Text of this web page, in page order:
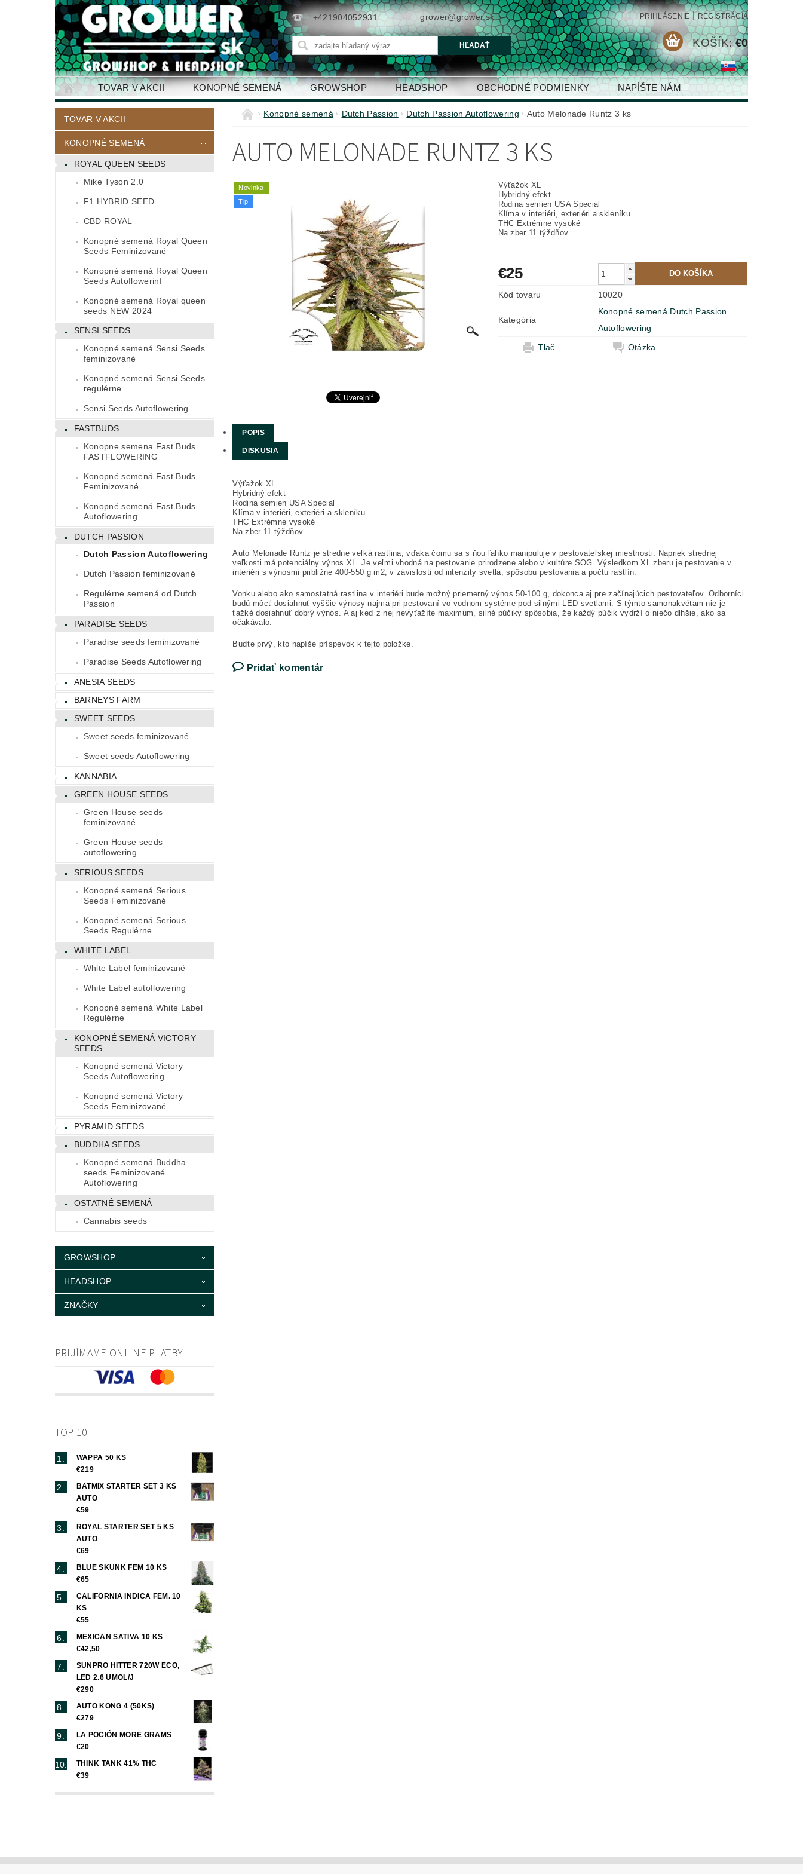
+421904052931 grower@grower.sk PRIHLÁSENIE | REGISTRÁCIA
KOŠÍK: €0
TOVAR V AKCII KONOPNÉ SEMENÁ GROWSHOP HEADSHOP OBCHODNÉ PODMIENKY NAPÍŠTE NÁM
KONTAKTY
TOVAR V AKCII
KONOPNÉ SEMENÁ
ROYAL QUEEN SEEDS
Mike Tyson 2.0
F1 HYBRID SEED
CBD ROYAL
Konopné semená Royal Queen
Seeds Feminizované
Konopné semená Royal Queen
Seeds Autoflowerinf
Konopné semená Royal queen
seeds NEW 2024
SENSI SEEDS
Konopné semená Sensi Seeds
feminizované
Konopné semená Sensi Seeds
regulérne
Sensi Seeds Autoflowering
FASTBUDS
Konopne semena Fast Buds
FASTFLOWERING
Konopné semená Fast Buds
Feminizované
Konopné semená Fast Buds
Autoflowering
DUTCH PASSION
Dutch Passion Autoflowering
Dutch Passion feminizované
Regulérne semená od Dutch
Passion
PARADISE SEEDS
Paradise seeds feminizované
Paradise Seeds Autoflowering
ANESIA SEEDS
BARNEYS FARM
SWEET SEEDS
Sweet seeds feminizované
Sweet seeds Autoflowering
KANNABIA
GREEN HOUSE SEEDS
Green House seeds
feminizované
Green House seeds
autoflowering
SERIOUS SEEDS
Konopné semená Serious
Seeds Feminizované
Konopné semená Serious
Seeds Regulérne
WHITE LABEL
White Label feminizované
White Label autoflowering
Konopné semená White Label
Regulérne
KONOPNÉ SEMENÁ VICTORY
SEEDS
Konopné semená Victory
Seeds Autoflowering
Konopné semená Victory
Seeds Feminizované
PYRAMID SEEDS
BUDDHA SEEDS
Konopné semená Buddha
seeds Feminizované
Autoflowering
OSTATNÉ SEMENÁ
Cannabis seeds
GROWSHOP
HEADSHOP
ZNAČKY
PRIJÍMAME ONLINE PLATBY
TOP 10
WAPPA 50 KS
€219
BATMIX STARTER SET 3 KS
AUTO
€59
ROYAL STARTER SET 5 KS
AUTO
€69
BLUE SKUNK FEM 10 KS
€65
CALIFORNIA INDICA FEM. 10
KS
€55
MEXICAN SATIVA 10 KS
€42,50
SUNPRO HITTER 720W ECO,
LED 2.6 UMOL/J
€290
AUTO KONG 4 (50KS)
€279
LA POCIÓN MORE GRAMS
€20
THINK TANK 41% THC
€39
Konopné semená Dutch Passion Dutch Passion Autoflowering Auto Melonade Runtz 3 ks
AUTO MELONADE RUNTZ 3 KS
Novinka
Tip
Výťažok XL
Hybridný efekt
Rodina semien USA Special
Klíma v interiéri, exteriéri a skleníku
THC Extrémne vysoké
Na zber 11 týždňov
€25
Kód tovaru 10020
Kategória
Konopné semená Dutch Passion
Autoflowering
Tlač
Otázka
POPIS
DISKUSIA
Výťažok XL
Hybridný efekt
Rodina semien USA Special
Klíma v interiéri, exteriéri a skleníku
THC Extrémne vysoké
Na zber 11 týždňov
Auto Melonade Runtz je stredne veľká rastlina, vďaka čomu sa s ňou ľahko manipuluje v pestovateľskej miestnosti. Napriek strednej
veľkosti má potenciálny výnos XL. Je veľmi vhodná na pestovanie prirodzene alebo v kultúre SOG. Výsledkom XL zberu je pestovanie v
interiéri s výnosmi približne 400-550 g m2, v závislosti od intenzity svetla, spôsobu pestovania a počtu rastlín.
Vonku alebo ako samostatná rastlina v interiéri bude možný priemerný výnos 50-100 g, dokonca aj pre začínajúcich pestovateľov. Odborníci
budú môcť dosiahnuť vyššie výnosy najmä pri pestovaní vo vodnom systéme pod silnými LED svetlami. S týmto samonakvétam nie je
ťažké dosiahnuť dobrý výnos. A aj keď z nej nevyťažíte maximum, silné púčiky spôsobia, že každý púčik vydrží o niečo dlhšie, ako sa
očakávalo.
Buďte prvý, kto napíše príspevok k tejto položke.
Pridať komentár